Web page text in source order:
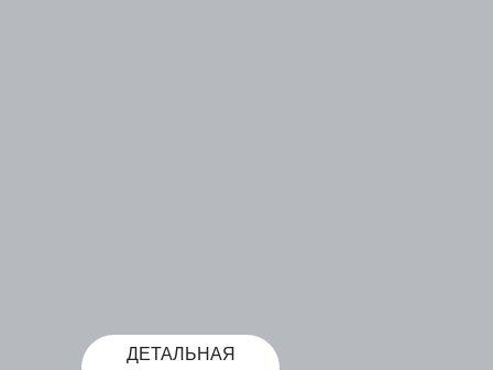
ДЕТАЛЬНАЯ